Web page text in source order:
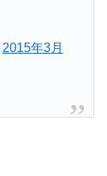
2015年3月